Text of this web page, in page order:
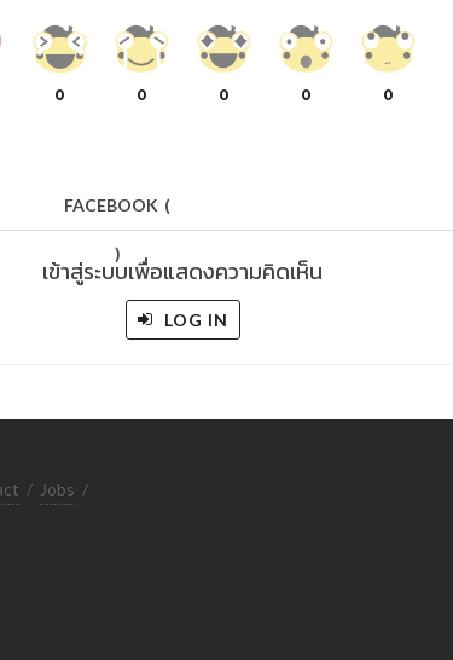
0 0 0 0 0
FACEBOOK (
)
เข้าสู่ระบบเพื่อแสดงความคิดเห็น
LOG IN
/ Jobs /